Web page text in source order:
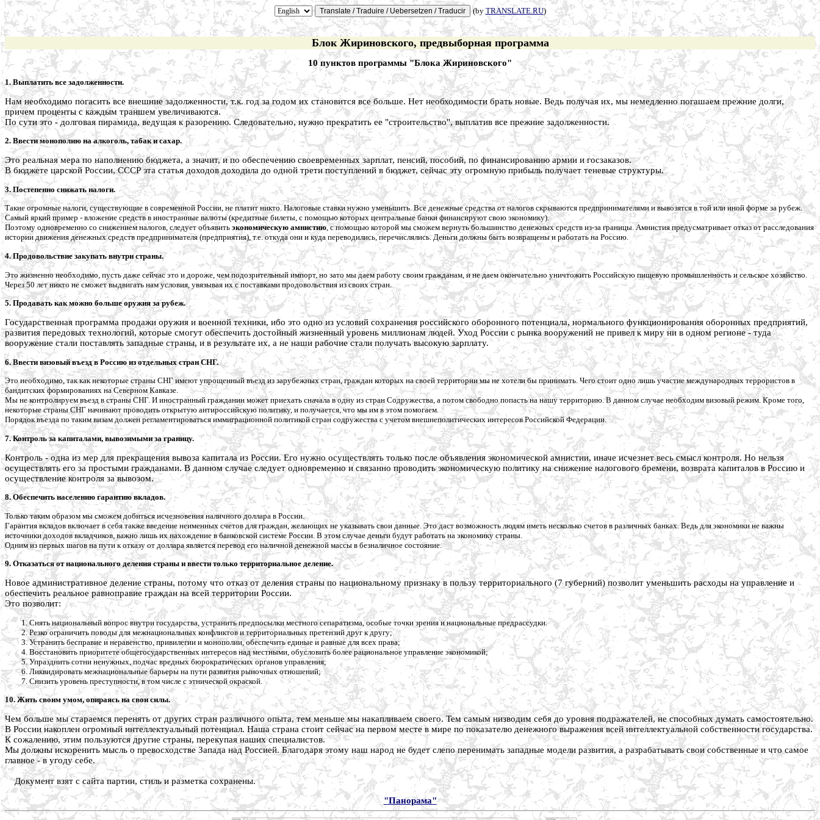
(byTRANSLATE.RU)
Блок Жириновского, предвыборная программа
10 пунктов программы "Блока Жириновского"
1. Выплатить все задолженности.
Нам необходимо погасить все внешние задолженности, т.к. год за годом их становится все больше. Нет необходимости брать новые. Ведь получая их, мы немедленно погашаем прежние долги,
причем проценты с каждым траншем увеличиваются.
По сути это - долговая пирамида, ведущая к разорению. Следовательно, нужно прекратить ее "строительство", выплатив все прежние задолженности.
2. Ввести монополию на алкоголь, табак и сахар.
Это реальная мера по наполнению бюджета, а значит, и по обеспечению своевременных зарплат, пенсий, пособий, по финансированию армии и госзаказов.
В бюджете царской России, СССР эта статья доходов доходила до одной трети поступлений в бюджет, сейчас эту огромную прибыль получает теневые структуры.
3. Постепенно снижать налоги.
Такие огромные налоги, существующие в современной России, не платит никто. Налоговые ставки нужно уменьшить. Все денежные средства от налогов скрываются предпринимателями и вывозятся в той или иной форме за рубеж.
Самый яркий пример - вложение средств в иностранные валюты (кредитные билеты, с помощью которых центральные банки финансируют свою экономику).
Поэтому одновременно со снижением налогов, следует объявить экономическую амнистию, с помощью которой мы сможем вернуть большинство денежных средств из-за границы. Амнистия предусматривает отказ от расследования
истории движения денежных средств предпринимателя (предприятия), т.е. откуда они и куда переводились, перечислялись. Деньги должны быть возвращены и работать на Россию.
4. Продовольствие закупать внутри страны.
Это жизненно необходимо, пусть даже сейчас это и дороже, чем подозрительный импорт, но зато мы даем работу своим гражданам, и не даем окончательно уничтожить Российскую пищевую промышленность и сельское хозяйство.
Через 50 лет никто не сможет выдвигать нам условия, увязывая их с поставками продовольствия из своих стран.
5. Продавать как можно больше оружия за рубеж.
Государственная программа продажи оружия и военной техники, ибо это одно из условий сохранения российского оборонного потенциала, нормального функционирования оборонных предприятий,
развития передовых технологий, которые смогут обеспечить достойный жизненный уровень миллионам людей. Уход России с рынка вооружений не привел к миру ни в одном регионе - туда
вооружение стали поставлять западные страны, и в результате их, а не наши рабочие стали получать высокую зарплату.
6. Ввести визовый въезд в Россию из отдельных стран СНГ.
Это необходимо, так как некоторые страны СНГ имеют упрощенный въезд из зарубежных стран, граждан которых на своей территории мы не хотели бы принимать. Чего стоит одно лишь участие международных террористов в
бандитских формированиях на Северном Кавказе.
Мы не контролируем въезд в страны СНГ. И иностранный гражданин может приехать сначала в одну из стран Содружества, а потом свободно попасть на нашу территорию. В данном случае необходим визовый режим. Кроме того,
некоторые страны СНГ начинают проводить открытую антироссийскую политику, и получается, что мы им в этом помогаем.
Порядок въезда по таким визам должен регламентироваться иммиграционной политикой стран содружества с учетом внешнеполитических интересов Российской Федерации.
7. Контроль за капиталами, вывозимыми за границу.
Контроль - одна из мер для прекращения вывоза капитала из России. Его нужно осуществлять только после объявления экономической амнистии, иначе исчезнет весь смысл контроля. Но нельзя
осуществлять его за простыми гражданами. В данном случае следует одновременно и связанно проводить экономическую политику на снижение налогового бремени, возврата капиталов в Россию и
осуществление контроля за вывозом.
8. Обеспечить населению гарантию вкладов.
Только таким образом мы сможем добиться исчезновения наличного доллара в России.
Гарантия вкладов включает в себя также введение неименных счетов для граждан, желающих не указывать свои данные. Это даст возможность людям иметь несколько счетов в различных банках. Ведь для экономики не важны
источники доходов вкладчиков, важно лишь их нахождение в банковской системе России. В этом случае деньги будут работать на экономику страны.
Одним из первых шагов на пути к отказу от доллара является перевод его наличной денежной массы в безналичное состояние.
9. Отказаться от национального деления страны и ввести только территориальное деление.
Новое административное деление страны, потому что отказ от деления страны по национальному признаку в пользу территориального (7 губерний) позволит уменьшить расходы на управление и
обеспечить реальное равноправие граждан на всей территории России.
Это позволит:
Снять национальный вопрос внутри государства, устранить предпосылки местного сепаратизма, особые точки зрения и национальные предрассудки.
Резко ограничить поводы для межнациональных конфликтов и территориальных претензий друг к другу;
Устранить бесправие и неравенство, привилегии и монополии, обеспечить единые и равные для всех права;
Восстановить приоритете общегосударственных интересов над местными, обусловить более рациональное управление экономикой;
Упразднить сотни ненужных, подчас вредных бюрократических органов управления;
Ликвидировать межнациональные барьеры на пути развития рыночных отношений;
Снизить уровень преступности, в том числе с этнической окраской.
10. Жить своим умом, опираясь на свои силы.
Чем больше мы стараемся перенять от других стран различного опыта, тем меньше мы накапливаем своего. Тем самым низводим себя до уровня подражателей, не способных думать самостоятельно.
В России накоплен огромный интеллектуальный потенциал. Наша страна стоит сейчас на первом месте в мире по показателю денежного выражения всей интеллектуальной собственности государства.
К сожалению, этим пользуются другие страны, перекупая наших специалистов.
Мы должны искоренить мысль о превосходстве Запада над Россией. Благодаря этому наш народ не будет слепо перенимать западные модели развития, а разрабатывать свои собственные и что самое
главное - в угоду себе.
Документ взят с сайта партии, стиль и разметка сохранены.
"Панорама"